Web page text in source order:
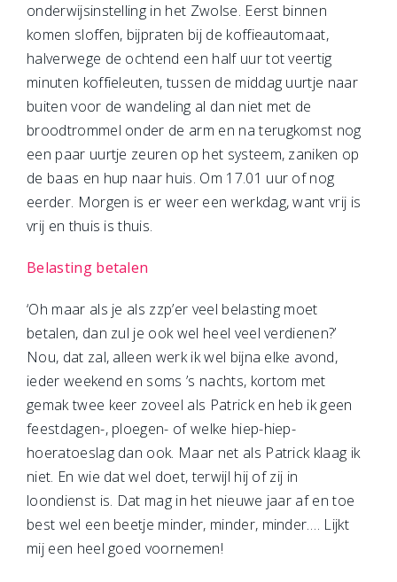
onderwijsinstelling in het Zwolse. Eerst binnen
komen sloffen, bijpraten bij de koffieautomaat,
halverwege de ochtend een half uur tot veertig
minuten koffieleuten, tussen de middag uurtje naar
buiten voor de wandeling al dan niet met de
broodtrommel onder de arm en na terugkomst nog
een paar uurtje zeuren op het systeem, zaniken op
de baas en hup naar huis. Om 17.01 uur of nog
eerder. Morgen is er weer een werkdag, want vrij is
vrij en thuis is thuis.
Belasting betalen
‘Oh maar als je als zzp’er veel belasting moet
betalen, dan zul je ook wel heel veel verdienen?’
Nou, dat zal, alleen werk ik wel bijna elke avond,
ieder weekend en soms ’s nachts, kortom met
gemak twee keer zoveel als Patrick en heb ik geen
feestdagen-, ploegen- of welke hiep-hiep-
hoeratoeslag dan ook. Maar net als Patrick klaag ik
niet. En wie dat wel doet, terwijl hij of zij in
loondienst is. Dat mag in het nieuwe jaar af en toe
best wel een beetje minder, minder, minder…. Lijkt
mij een heel goed voornemen!